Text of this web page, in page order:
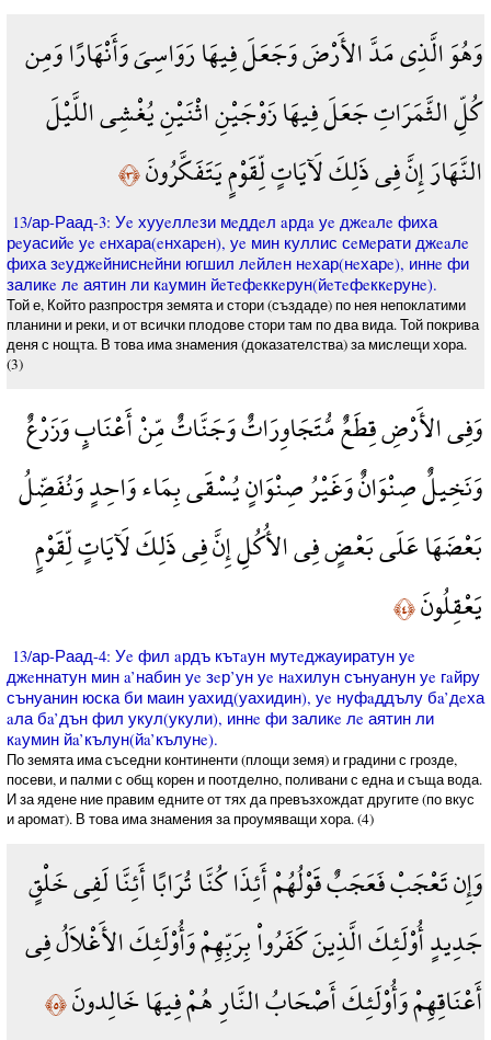
وَهُوَ الَّذِي مَدَّ الأَرْضَ وَجَعَلَ فِيهَا رَوَاسِيَ وَأَنْهَارًا وَمِن
كُلِّ الثَّمَرَاتِ جَعَلَ فِيهَا زَوْجَيْنِ اثْنَيْنِ يُغْشِي اللَّيْلَ
النَّهَارَ إِنَّ فِي ذَلِكَ لَآيَاتٍ لِّقَوْمٍ يَتَفَكَّرُونَ﴿٣﴾
13/ар-Раад-3: Уe хууeллeзи мeддeл aрдa уe джeaлe фиха
рeуасийe уe eнхара(eнхарeн), уe мин куллис сeмeрати джeaлe
фиха зeуджeйниснeйни югшил лeйлeн нeхар(нeхарe), иннe фи
заликe лe аятин ли кaумин йeтeфeккeрун(йeтeфeккeрунe).
Той е, Който разпростря земята и стори (създаде) по нея непоклатими
планини и реки, и от всички плодове стори там по два вида. Той покрива
деня с нощта. В това има знамения (доказателства) за мислещи хора.
(3)
وَفِي الأَرْضِ قِطَعٌ مُّتَجَاوِرَاتٌ وَجَنَّاتٌ مِّنْ أَعْنَابٍ وَزَرْعٌ
وَنَخِيلٌ صِنْوَانٌ وَغَيْرُ صِنْوَانٍ يُسْقَى بِمَاء وَاحِدٍ وَنُفَضِّلُ
بَعْضَهَا عَلَى بَعْضٍ فِي الأُكُلِ إِنَّ فِي ذَلِكَ لَآيَاتٍ لِّقَوْمٍ
يَعْقِلُونَ﴿٤﴾
13/ар-Раад-4: Уe фил aрдъ кътaун мутeджауиратун уe
джeннатун мин a’набин уe зeр’ун уe нaхилун сънуанун уe гaйру
сънуанин юска би маин уахид(уахидин), уe нуфaддълу бa’дeха
aла бa’дън фил укул(укули), иннe фи заликe лe аятин ли
кaумин йa’кълун(йa’кълунe).
По земята има съседни континенти (площи земя) и градини с грозде,
посеви, и палми с общ корен и поотделно, поливани с една и съща вода.
И за ядене ние правим едните от тях да превъзхождат другите (по вкус
и аромат). В това има знамения за проумяващи хора. (4)
وَإِن تَعْجَبْ فَعَجَبٌ قَوْلُهُمْ أَئِذَا كُنَّا تُرَابًا أَئِنَّا لَفِي خَلْقٍ
جَدِيدٍ أُوْلَئِكَ الَّذِينَ كَفَرُواْ بِرَبِّهِمْ وَأُوْلَئِكَ الأَغْلاَلُ فِي
أَعْنَاقِهِمْ وَأُوْلَئِكَ أَصْحَابُ النَّارِ هُمْ فِيهَا خَالِدونَ﴿٥﴾